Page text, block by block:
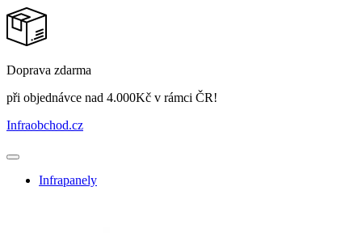
Doprava zdarma
při objednávce nad 4.000Kč v rámci ČR!
Infraobchod.cz
Infrapanely